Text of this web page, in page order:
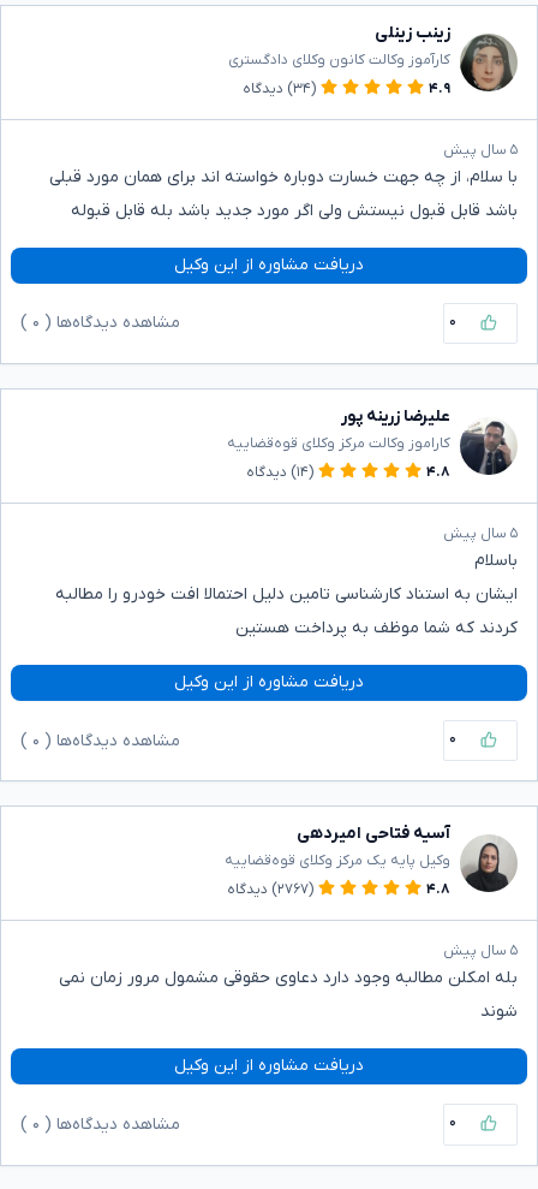
زینب زینلی
کارآموز وکالت کانون وکلای دادگستری
۴.۹
(۳۴) دیدگاه
۵ سال پیش
با سلام، از چه جهت خسارت دوباره خواسته اند برای همان مورد قبلی
باشد قابل قبول نیستش ولی اگر مورد جدید باشد بله قابل قبوله
دریافت مشاوره از این وکیل
۰ مشاهده دیدگاه‌ها ( ۰
علیرضا زرینه پور
کاراموز وکالت مرکز وکلای قوه‌قضاییه
۴.۸
(۱۴) دیدگاه
۵ سال پیش
باسلام
ایشان به استناد کارشناسی تامین دلیل احتمالا افت خودرو را مطالبه
کردند که شما موظف به پرداخت هستین
دریافت مشاوره از این وکیل
۰ مشاهده دیدگاه‌ها ( ۰
آسیه فتاحی امیردهی
وکیل پایه یک مرکز وکلای قوه‌قضاییه
۴.۸
(۲۷۶۷) دیدگاه
۵ سال پیش
بله امکلن مطالبه وجود دارد دعاوی حقوقی مشمول مرور زمان نمی
شوند
دریافت مشاوره از این وکیل
۰ مشاهده دیدگاه‌ها ( ۰